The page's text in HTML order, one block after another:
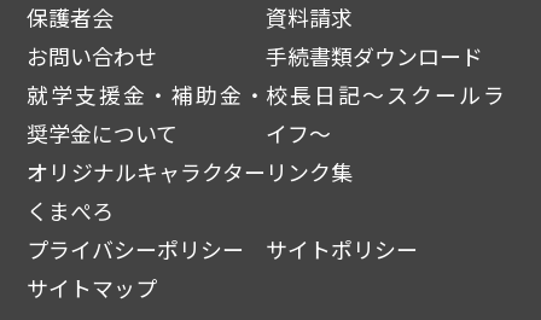
保護者会
資料請求
お問い合わせ
手続書類ダウンロード
就学支援金・補助金・
奨学金について
校長日記～スクールラ
イフ～
オリジナルキャラクター
くまぺろ
リンク集
プライバシーポリシー
サイトポリシー
サイトマップ